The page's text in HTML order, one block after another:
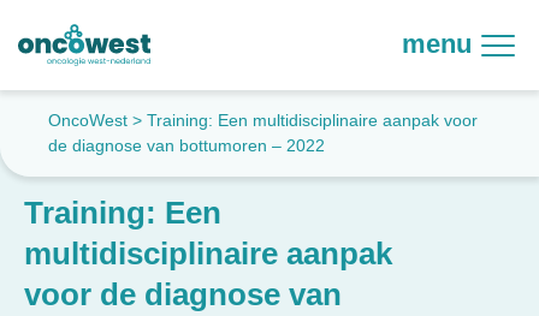
menu
OncoWest > Training: Een multidisciplinaire aanpak voor
de diagnose van bottumoren – 2022
Training: Een
multidisciplinaire aanpak
voor de diagnose van